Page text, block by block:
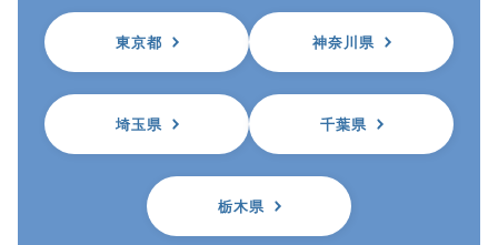
東京都 神奈川県
埼玉県 千葉県
栃木県